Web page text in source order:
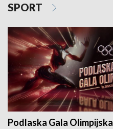
SPORT
Podlaska Gala Olimpijska